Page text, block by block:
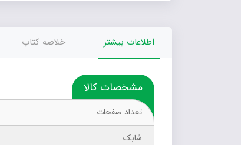
اطلاعات بیشتر خلاصه کتاب
مشخصات کالا
تعداد صفحات
شابک